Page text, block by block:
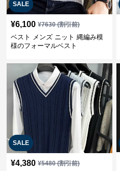
SALE
¥6,100 ¥7630(割引前)
ベスト メンズ ニット 縄編み模
様のフォーマルベスト
SALE
¥4,380 ¥5480(割引前)